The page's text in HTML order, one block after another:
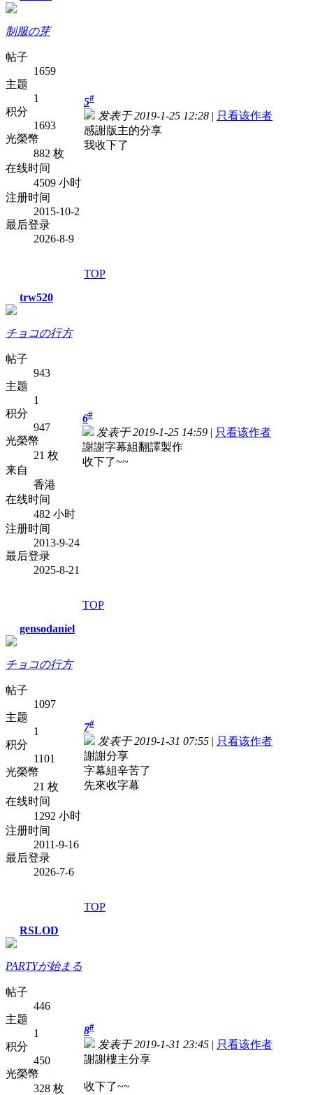
制服の芽
帖子
1659
主题
1
积分
1693
光榮幣
882 枚
在线时间
4509 小时
注册时间
2015-10-2
最后登录
2026-8-9
5#
发表于 2019-1-25 12:28 | 只看该作者
感謝版主的分享
我收下了
TOP
trw520
チョコの行方
帖子
943
主题
1
积分
947
光榮幣
21 枚
来自
香港
在线时间
482 小时
注册时间
2013-9-24
最后登录
2025-8-21
6#
发表于 2019-1-25 14:59 | 只看该作者
謝謝字幕組翻譯製作
收下了~~
TOP
gensodaniel
チョコの行方
帖子
1097
主题
1
积分
1101
光榮幣
21 枚
在线时间
1292 小时
注册时间
2011-9-16
最后登录
2026-7-6
7#
发表于 2019-1-31 07:55 | 只看该作者
謝謝分享
字幕組辛苦了
先來收字幕
TOP
RSLOD
PARTYが始まる
帖子
446
主题
1
积分
450
光榮幣
328 枚
8#
发表于 2019-1-31 23:45 | 只看该作者
謝謝樓主分享
收下了~~